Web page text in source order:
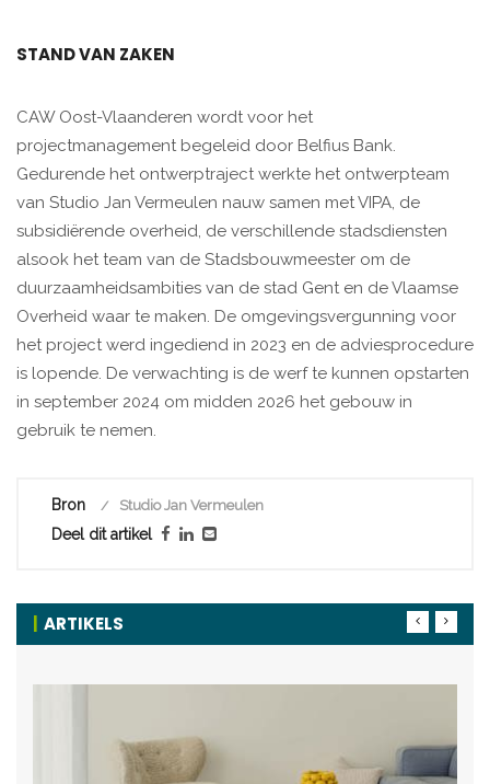
STAND VAN ZAKEN
CAW Oost-Vlaanderen wordt voor het
projectmanagement begeleid door Belfius Bank.
Gedurende het ontwerptraject werkte het ontwerpteam
van Studio Jan Vermeulen nauw samen met VIPA, de
subsidiërende overheid, de verschillende stadsdiensten
alsook het team van de Stadsbouwmeester om de
duurzaamheidsambities van de stad Gent en de Vlaamse
Overheid waar te maken. De omgevingsvergunning voor
het project werd ingediend in 2023 en de adviesprocedure
is lopende. De verwachting is de werf te kunnen opstarten
in september 2024 om midden 2026 het gebouw in
gebruik te nemen.
Bron Studio Jan Vermeulen
Deel dit artikel
ARTIKELS